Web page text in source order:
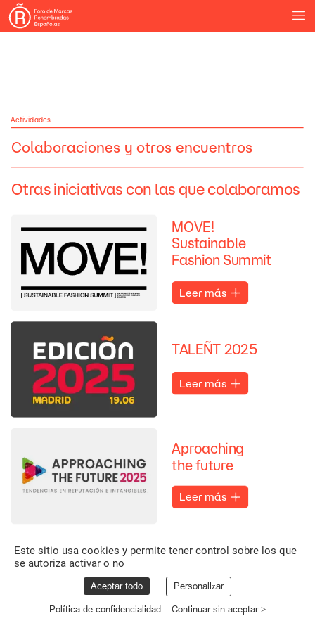
Este sitio usa cookies y permite tener control sobre los que
se autoriza activar o no
Aceptar todo Personalizar
Política de confidencialidad Continuar sin aceptar >
Actividades
Colaboraciones y otros encuentros
MOVE!
Sustainable
Fashion Summit
Leer más
TALEÑT 2025
Leer más
Aproaching
thefuture
Leer más
Otrasiniciativascon lasquecolaboramos